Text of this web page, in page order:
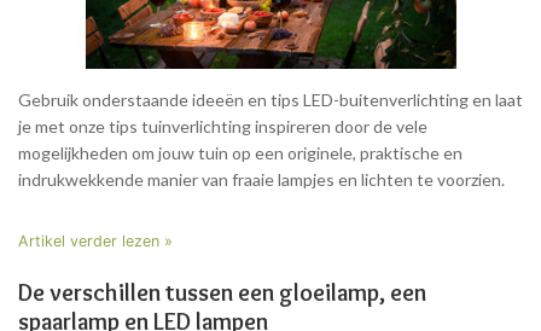
Gebruik onderstaande ideeën en tips LED-buitenverlichting en laat
je met onze tips tuinverlichting inspireren door de vele
mogelijkheden om jouw tuin op een originele, praktische en
indrukwekkende manier van fraaie lampjes en lichten te voorzien.
Artikel verder lezen »
De verschillen tussen een gloeilamp, een
spaarlamp en LED lampen